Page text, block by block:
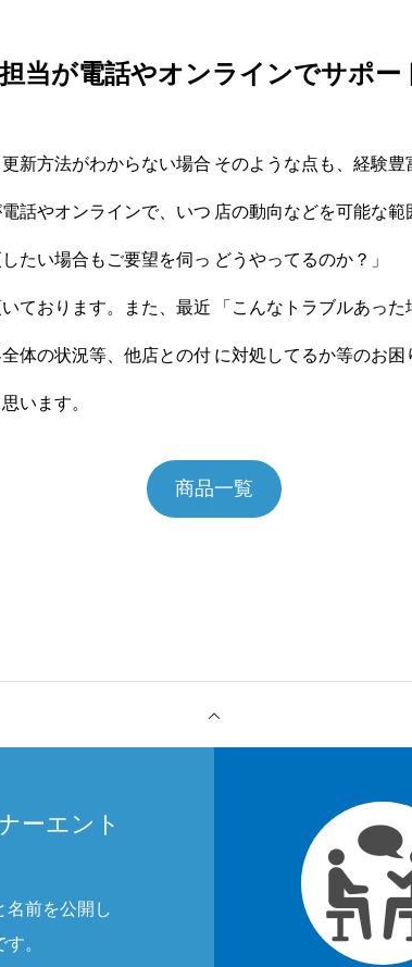
当が電話やオンラインでサポー
新方法がわからない場合
話やオンラインで、いつ
たい場合もご要望を伺っ
ております。また、最近
体の状況等、他店との付
います。
そのような点も、経験
店の動向などを可能な
どうやってるのか？」
「こんなトラブルあっ
に対処してるか等のお困
商品一覧
ーエント
名前を公開し
。